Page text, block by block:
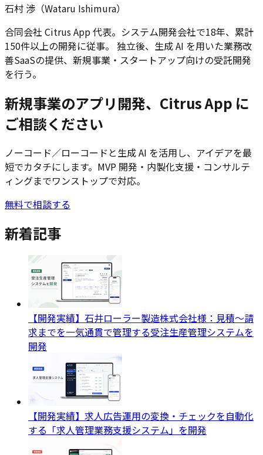
石村 渉（Wataru Ishimura）
合同会社 Citrus App 代表。システム開発会社で18年、累計
150件以上の開発に従事。 独立後、生成 AI を用いた業務改
善SaaSの提供、新規事業・スタートアップ向けの受託開発
を行う。
新規事業のアプリ開発、Citrus App に
ご相談ください
ノーコード／ローコードと生成 AI を活用し、アイデアを最
短でカタチにします。MVP 開発・内製化支援・コンサルテ
ィングまでワンストップで対応。
無料で相談する
新着記事
【開発実績】石井ローラー製造株式会社様：見積〜請
求までを一気通貫で管理する受注生産管理システムを
開発
【開発実績】求人広告運用の変換・チェックを自動化
する「求人管理業務支援システム」を開発